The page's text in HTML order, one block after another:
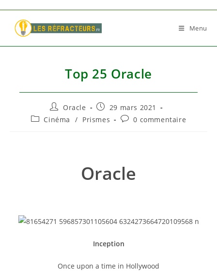
content
Menu
Top 25 Oracle
Auteur/autrice
de
la
Oracle
Publication
publiée :
29 mars 2021
PostCinéma / Prismes
Commentaires
0 commentaire
Oracle
Inception
Once upon a time in Hollywood